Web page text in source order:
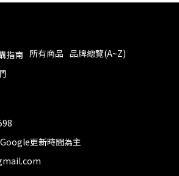
指南 所有商品 品牌總覽(A~Z)
更新時間為主